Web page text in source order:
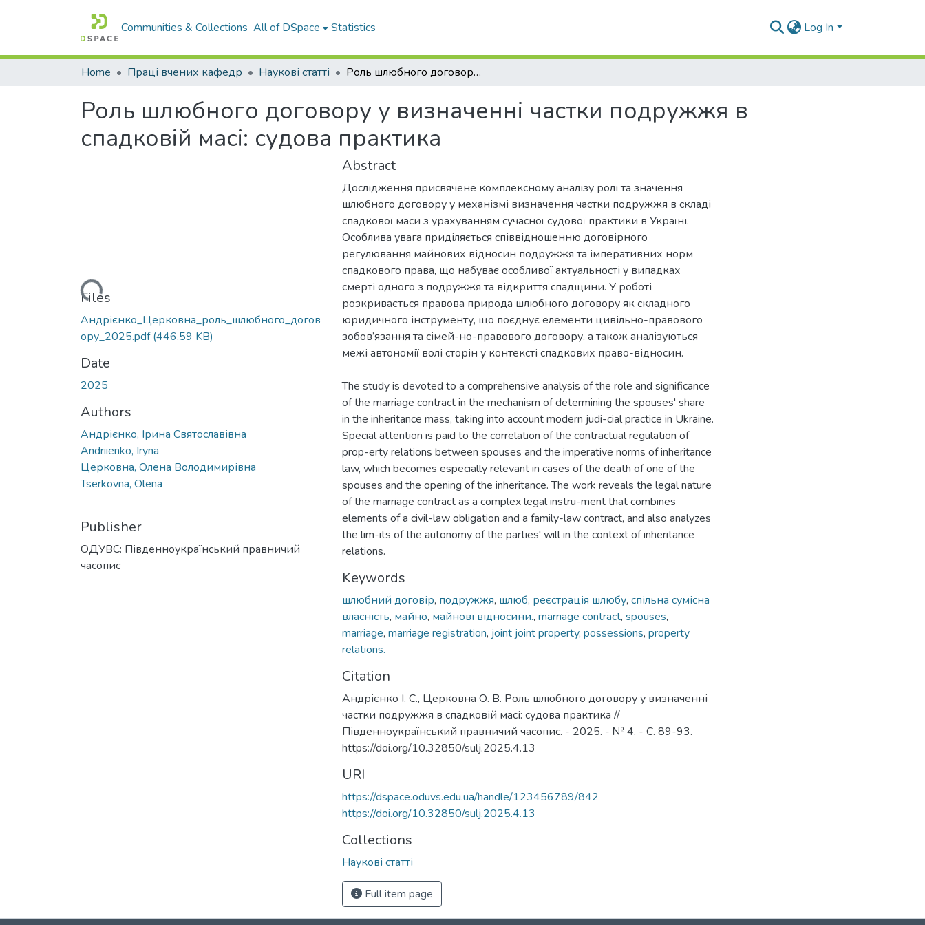
Communities & Collections All of DSpace Statistics Log In
Home Праці вчених кафедр Наукові статті Роль шлюбного договору у визначенні частки подружжя в спадковій масі: судова практика
Роль шлюбного договору у визначенні частки подружжя в
спадковій масі: судова практика
Loading...
Files
Андрієнко_Церковна_роль_шлюбного_догов
ору_2025.pdf(446.59 KB)
Date
2025
Authors
Андрієнко, Ірина Святославівна
Andriienko, Iryna
Церковна, Олена Володимирівна
Tserkovna, Olena
Publisher
ОДУВС: Південноукраїнський правничий
часопис
Abstract
Дослідження присвячене комплексному аналізу ролі та значення
шлюбного договору у механізмі визначення частки подружжя в складі
спадкової маси з урахуванням сучасної судової практики в Україні.
Особлива увага приділяється співвідношенню договірного
регулювання майнових відносин подружжя та імперативних норм
спадкового права, що набуває особливої актуальності у випадках
смерті одного з подружжя та відкриття спадщини. У роботі
розкривається правова природа шлюбного договору як складного
юридичного інструменту, що поєднує елементи цивільно-правового
зобов’язання та сімей-но-правового договору, а також аналізуються
межі автономії волі сторін у контексті спадкових право-відносин.
The study is devoted to a comprehensive analysis of the role and significance
of the marriage contract in the mechanism of determining the spouses' share
in the inheritance mass, taking into account modern judi-cial practice in Ukraine.
Special attention is paid to the correlation of the contractual regulation of
prop-erty relations between spouses and the imperative norms of inheritance
law, which becomes especially relevant in cases of the death of one of the
spouses and the opening of the inheritance. The work reveals the legal nature
of the marriage contract as a complex legal instru-ment that combines
elements of a civil-law obligation and a family-law contract, and also analyzes
the lim-its of the autonomy of the parties' will in the context of inheritance
relations.
Keywords
шлюбний договір, подружжя, шлюб, реєстрація шлюбу, спільна сумісна
власність, майно, майнові відносини., marriage contract, spouses,
marriage, marriage registration, joint joint property, possessions, property
relations.
Citation
Андрієнко І. С., Церковна О. В. Роль шлюбного договору у визначенні
частки подружжя в спадковій масі: судова практика //
Південноукраїнський правничий часопис. - 2025. - № 4. - С. 89-93.
https://doi.org/10.32850/sulj.2025.4.13
URI
https://dspace.oduvs.edu.ua/handle/123456789/842
https://doi.org/10.32850/sulj.2025.4.13
Collections
Наукові статті
Full item page